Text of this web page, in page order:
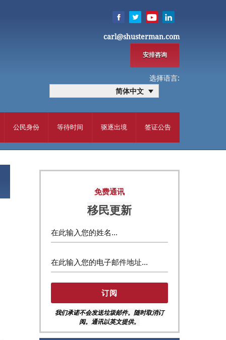
carl@shusterman.com
安排咨询
选择语言:
简体中文
公民身份 等待时间 驱逐出境 签证公告
免费通讯
移民更新
我们承诺不会发送垃圾邮件。随时取消订
阅。通讯以英文提供。